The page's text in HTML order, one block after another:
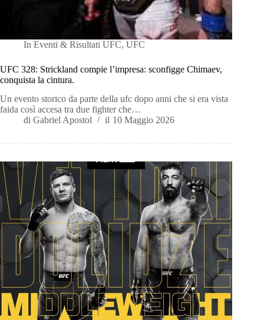
In Eventi & Risultati UFC,UFC
UFC 328: Strickland compie l’impresa: sconfigge Chimaev,
conquista la cintura.
Un evento storico da parte della ufc dopo anni che si era vista
faida così accesa tra due fighter che…
di Gabriel Apostol il 10 Maggio 2026